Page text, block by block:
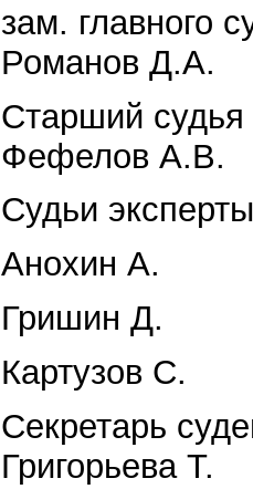
зам. главного
Романов Д.А.
Старший судья
Фефелов А.В.
Судьи
Анохин А.
Гришин Д.
Картузов С.
Секретарь
Григорьева Т.